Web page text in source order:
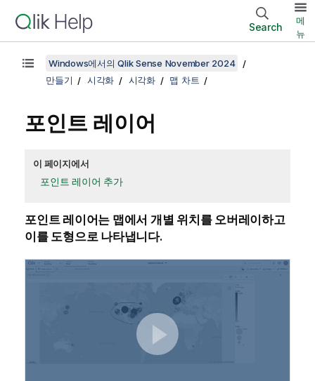
Search
메
뉴
Windows에서의 Qlik Sense November 2024
만들기
시각화 시각화 맵 차트
포인트 레이어
이 페이지에서
포인트 레이어 추가
포인트 레이어는 맵에서 개별 위치를 오버레이하고
이를 도형으로 나타냅니다.